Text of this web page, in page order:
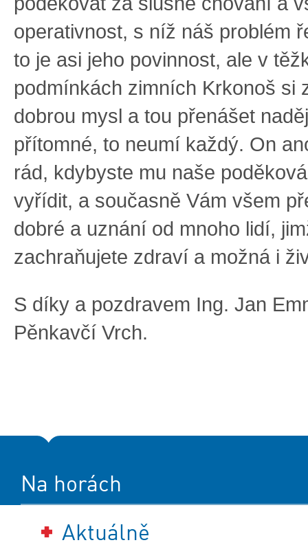
operativnost, s níž náš problém
to je asi jeho povinnost, ale v
podmínkách zimních Krkonoš si
dobrou mysl a tou přenášet
přítomné, to neumí každý. On
rád, kdybyste mu naše
vyřídit, a současně Vám všem
dobré a uznání od mnoho lidí,
zachraňujete zdraví a možná i
S díky a pozdravem Ing. Jan
Pěnkavčí Vrch.
Na horách
Aktuálně